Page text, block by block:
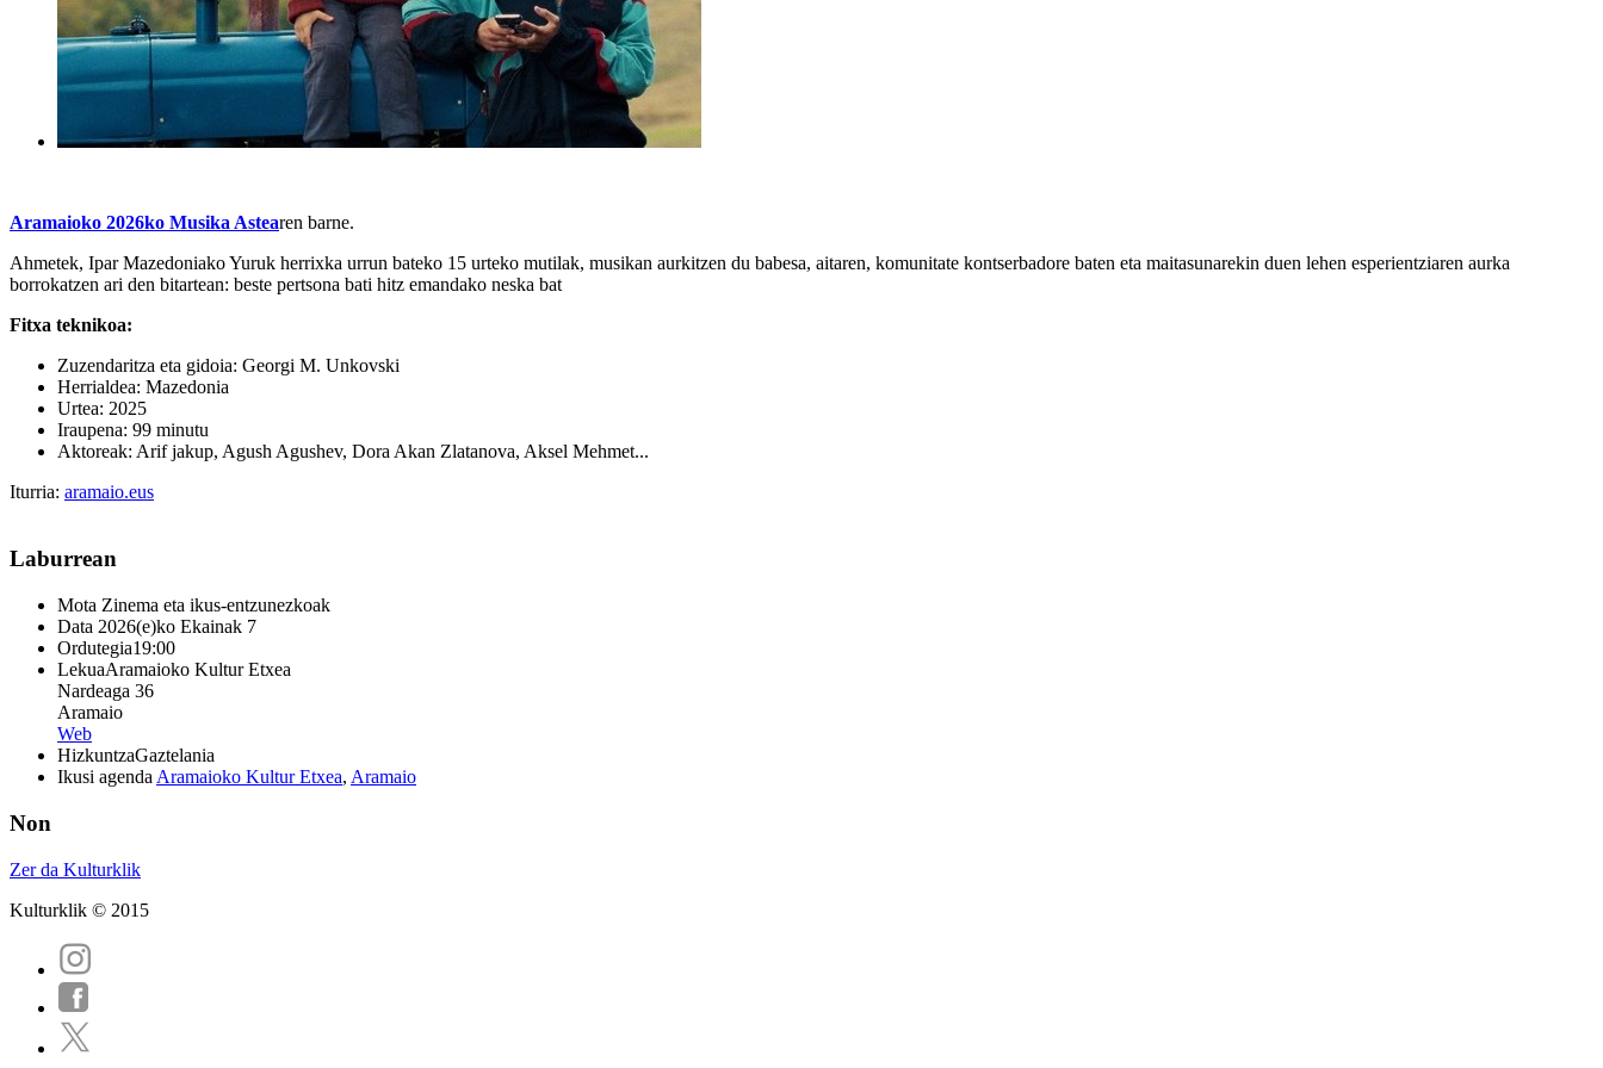
Aramaioko 2026ko Musika Astearen barne.
Ahmetek, Ipar Mazedoniako Yuruk herrixka urrun bateko 15 urteko mutilak, musikan aurkitzen du babesa, aitaren, komunitate kontserbadore baten eta maitasunarekin duen lehen esperientziaren aurka
borrokatzen ari den bitartean: beste pertsona bati hitz emandako neska bat
Fitxa teknikoa:
Zuzendaritza eta gidoia: Georgi M. Unkovski
Herrialdea: Mazedonia
Urtea: 2025
Iraupena: 99 minutu
Aktoreak: Arif jakup, Agush Agushev, Dora Akan Zlatanova, Aksel Mehmet...
Iturria: aramaio.eus
Laburrean
Mota Zinema eta ikus-entzunezkoak
Data 2026(e)ko Ekainak 7
Ordutegia19:00
LekuaAramaioko Kultur Etxea
Nardeaga 36
Aramaio
Web
HizkuntzaGaztelania
Ikusi agenda Aramaioko Kultur Etxea, Aramaio
Non
Zer da Kulturklik
Kulturklik © 2015